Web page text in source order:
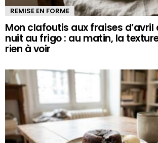
REMISE EN FORME
Mon clafoutis aux fraises d’avril
nuit au frigo : au matin, la
rien à voir